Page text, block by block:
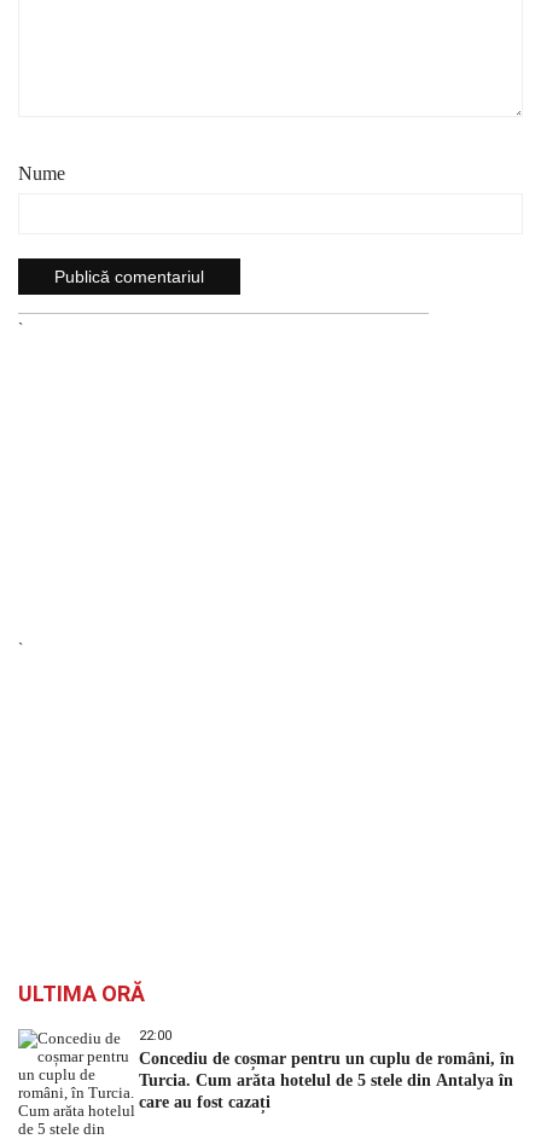
Nume
`
`
ULTIMA ORĂ
22:00
Concediu de coșmar pentru un cuplu de români, în
Turcia. Cum arăta hotelul de 5 stele din Antalya în
care au fost cazați